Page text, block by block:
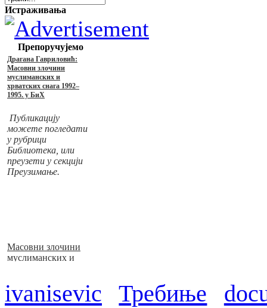
Истраживања
Препоручујемо
Драгана Гавриловић:
Масовни злочини
муслиманских и
хрватских снага 1992–
1995. у БиХ
Публикацију
можете погледати
у рубрици
Библиотека, или
преузети у секцији
Преузимање.
Масовни злочини
муслиманских и
ivanisevic Требиње